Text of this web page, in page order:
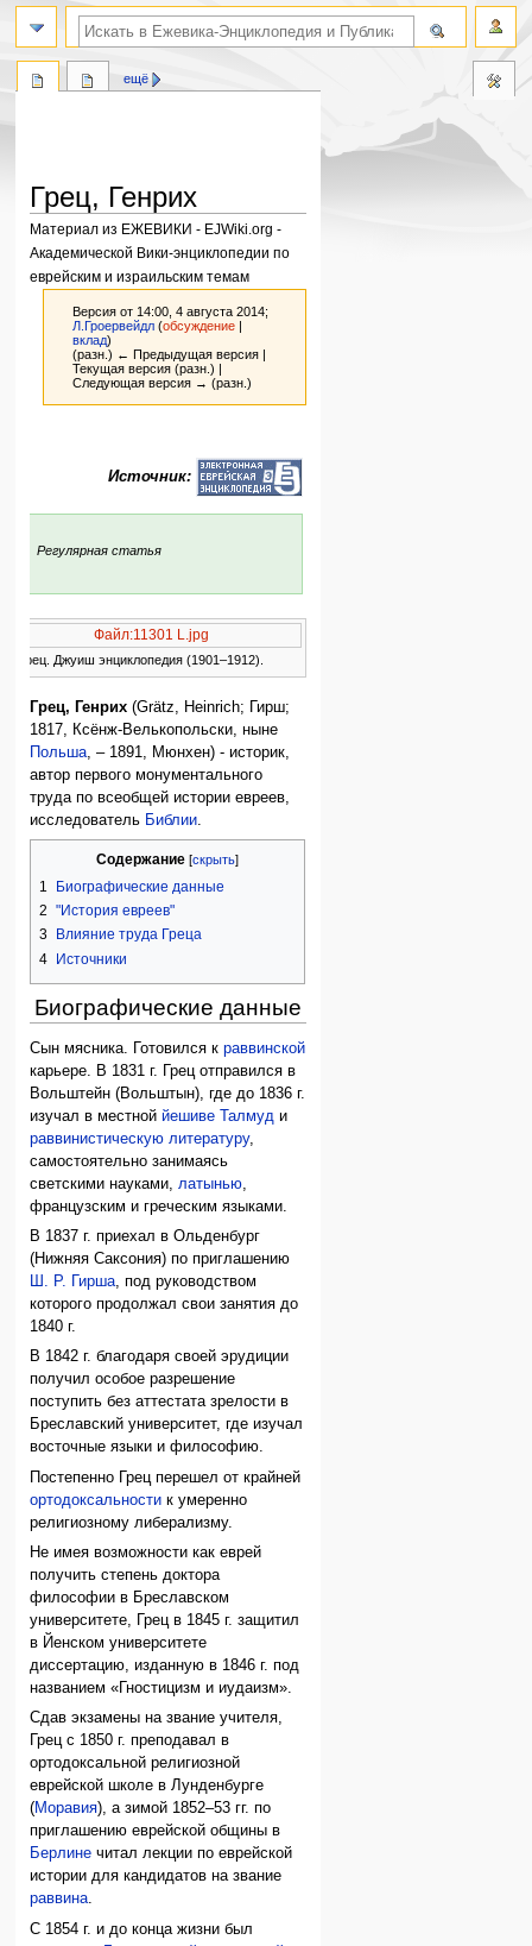
Грец, Генрих
Материал из ЕЖЕВИКИ - EJWiki.org -
Академической Вики-энциклопедии по
еврейским и израильским темам
Версия от 14:00, 4 августа 2014;
Л.Гроервейдл (обсуждение |
вклад)
(разн.) ← Предыдущая версия |
Текущая версия (разн.) |
Следующая версия → (разн.)
Источник:
Регулярная статья
Файл:11301 L.jpg
Г. Грец. Джуиш энциклопедия (1901–1912).
Грец, Генрих (Grätz, Heinrich; Гирш;
1817, Ксёнж-Велькопольски, ныне
Польша, – 1891, Мюнхен) - историк,
автор первого монументального
труда по всеобщей истории евреев,
исследователь Библии.
Содержание
1
Биографические данные
2 "История евреев"
3
Влияние труда Греца
4 Источники
Биографические данные
Сын мясника. Готовился краввинской
карьере. В 1831 г. Грец отправился в
Вольштейн (Вольштын), где до 1836 г.
изучал в местноййешиве Талмуд и
раввинистическую литературу,
самостоятельно занимаясь
светскими науками, латынью
французским и греческим языками.
В 1837 г. приехал в Ольденбург
(Нижняя Саксония) по приглашению
Ш. Р. Гирша, под руководством
которого продолжал свои занятия до
1840 г.
В 1842 г. благодаря своей эрудиции
получил особое разрешение
поступить без аттестата зрелости в
Бреславский университет, где изучал
восточные языки и философию.
Постепенно Грец перешел от крайней
ортодоксальности к умеренно
религиозному либерализму.
Не имея возможности как еврей
получить степень доктора
философии в Бреславском
университете, Грец в 1845 г. защитил
в Йенском университете
диссертацию, изданную в 1846 г. под
названием «Гностицизм и иудаизм».
Сдав экзамены на звание учителя,
Грец с 1850 г. преподавал в
ортодоксальной религиозной
еврейской школе в Лунденбурге
(Моравия), а зимой 1852–53 гг. по
приглашению еврейской общины в
Берлине читал лекции по еврейской
истории для кандидатов на звание
раввина.
С 1854 г. и до конца жизни был
ещё
поиск по словам